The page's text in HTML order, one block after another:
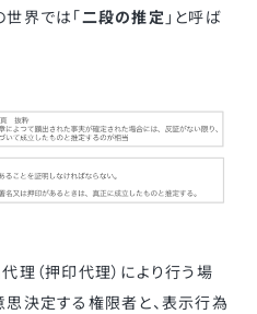
界では「二段の推定 」と呼ば
理（押印代理）により行う場
決定する権限者と、表示行為